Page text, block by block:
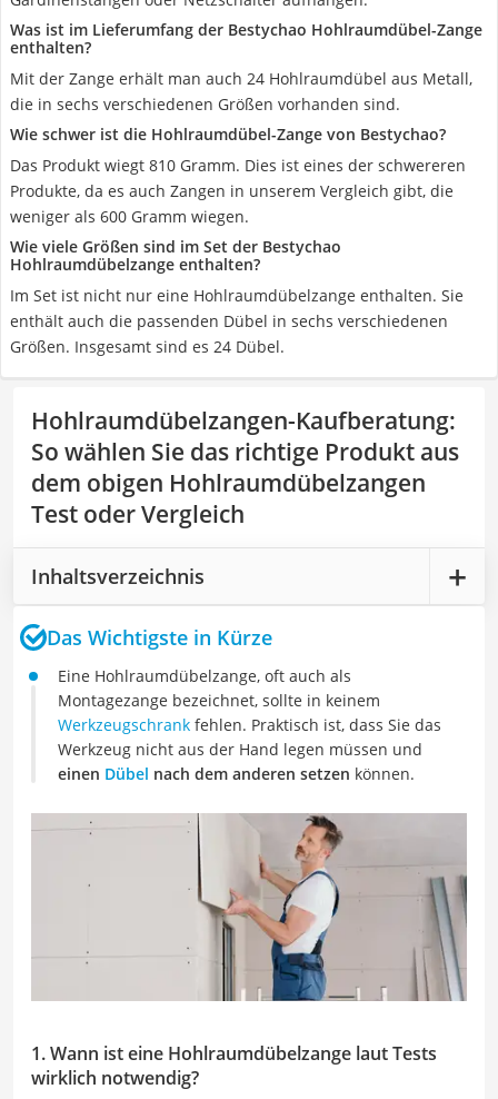
Was ist im Lieferumfang der Bestychao Hohlraumdübel-Zange
enthalten?
Mit der Zange erhält man auch 24 Hohlraumdübel aus Metall,
die in sechs verschiedenen Größen vorhanden sind.
Wie schwer ist die Hohlraumdübel-Zange von Bestychao?
Das Produkt wiegt 810 Gramm. Dies ist eines der schwereren
Produkte, da es auch Zangen in unserem Vergleich gibt, die
weniger als 600 Gramm wiegen.
Wie viele Größen sind im Set der Bestychao
Hohlraumdübelzange enthalten?
Im Set ist nicht nur eine Hohlraumdübelzange enthalten. Sie
enthält auch die passenden Dübel in sechs verschiedenen
Größen. Insgesamt sind es 24 Dübel.
Hohlraumdübelzangen-Kaufberatung:
So wählen Sie das richtige Produkt aus
dem obigen Hohlraumdübelzangen
Test oder Vergleich
Inhaltsverzeichnis
Das Wichtigste in Kürze
Eine Hohlraumdübelzange, oft auch als
Montagezange bezeichnet, sollte in keinem
Werkzeugschrank fehlen. Praktisch ist, dass Sie das
Werkzeug nicht aus der Hand legen müssen und
einen Dübel nach dem anderen setzen können.
1. Wann ist eine Hohlraumdübelzange laut Tests
wirklich notwendig?